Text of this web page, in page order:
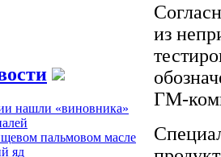
нашли «виновника»
пальмовом масле
яд
из
ГМ-